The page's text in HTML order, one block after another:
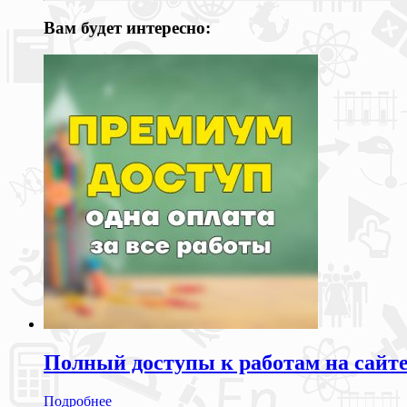
Вам будет интересно:
Полный доступы к работам на
Подробнее